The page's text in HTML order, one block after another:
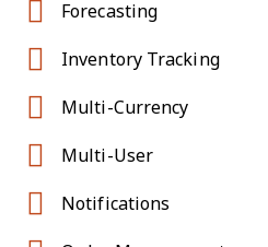
Forecasting
Inventory Tracking
Multi-Currency
Multi-User
Notifications